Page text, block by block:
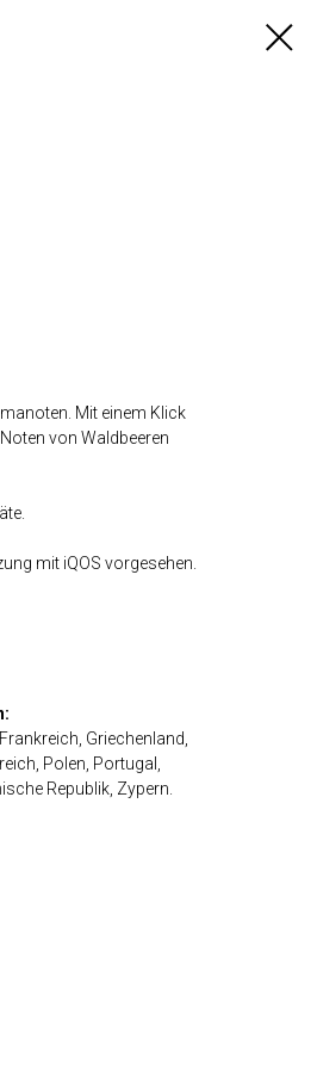
Mit einem Klick
von Waldbeeren
mit iQOS vorgesehen.
Griechenland,
Polen, Portugal,
Republik, Zypern.